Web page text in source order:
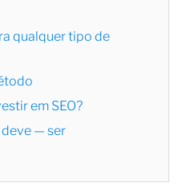
qualquer tipo de
em SEO?
deve — ser